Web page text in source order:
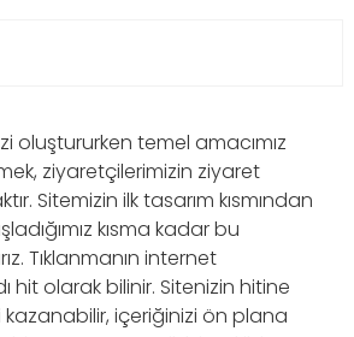
oluştururken temel amacımız
ziyaretçilerimizin ziyaret
Sitemizin ilk tasarım kısmından
kısma kadar bu
Tıklanmanın internet
hit olarak bilinir. Sitenizin hitine
içeriğinizi ön plana